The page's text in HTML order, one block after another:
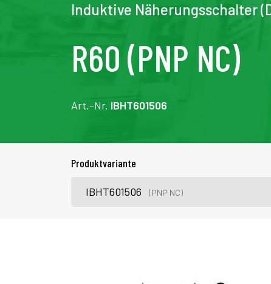
Induktive Näherungsschalter
R60 (PNP NC)
Art.-Nr. IBHT601506
Produktvariante
IBHT601506 (PNP NC)